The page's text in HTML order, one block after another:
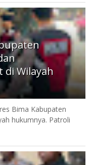
di Wilayah
Bima Kabupaten
hukumnya. Patroli